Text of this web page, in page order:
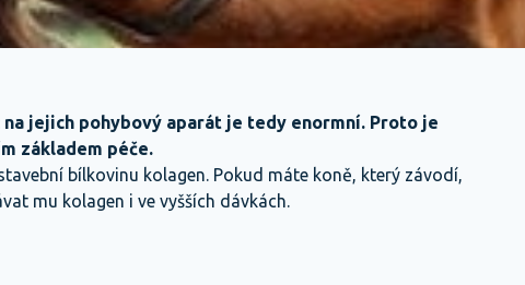
jejich pohybový aparát je tedy enormní. Proto je
základem péče.
bílkovinu kolagen. Pokud máte koně, který závodí,
mu kolagen i ve vyšších dávkách.